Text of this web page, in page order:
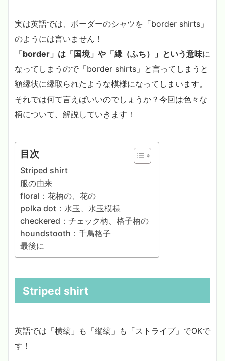
実は英語では、ボーダーのシャツを「border shirts」
のようには言いません！
「border」は「国境」や「縁（ふち）」という意味に
なってしまうので「border shirts」と言ってしまうと
額縁状に縁取られたような模様になってしまいます。
それでは何て言えばいいのでしょうか？今回は色々な
柄について、解説していきます！
目次
Striped shirt
服の由来
floral：花柄の、花の
polka dot：水玉、水玉模様
checkered：チェック柄、格子柄の
houndstooth：千鳥格子
最後に
Striped shirt
英語では「横縞」も「縦縞」も「ストライプ」でOKで
す！